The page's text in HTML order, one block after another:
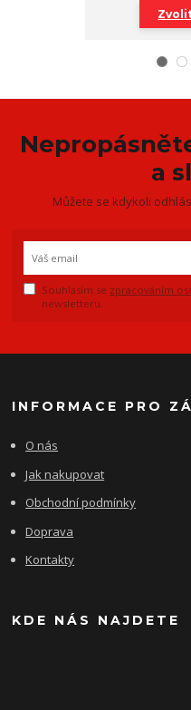
a
Můžete se kdykoli
Souhlasím se zpracováním
newsletteru.
INFORMACE PRO
O nás
Jak nakupovat
Obchodní podmínky
Doprava
Kontakty
KDE NÁS NAJDETE